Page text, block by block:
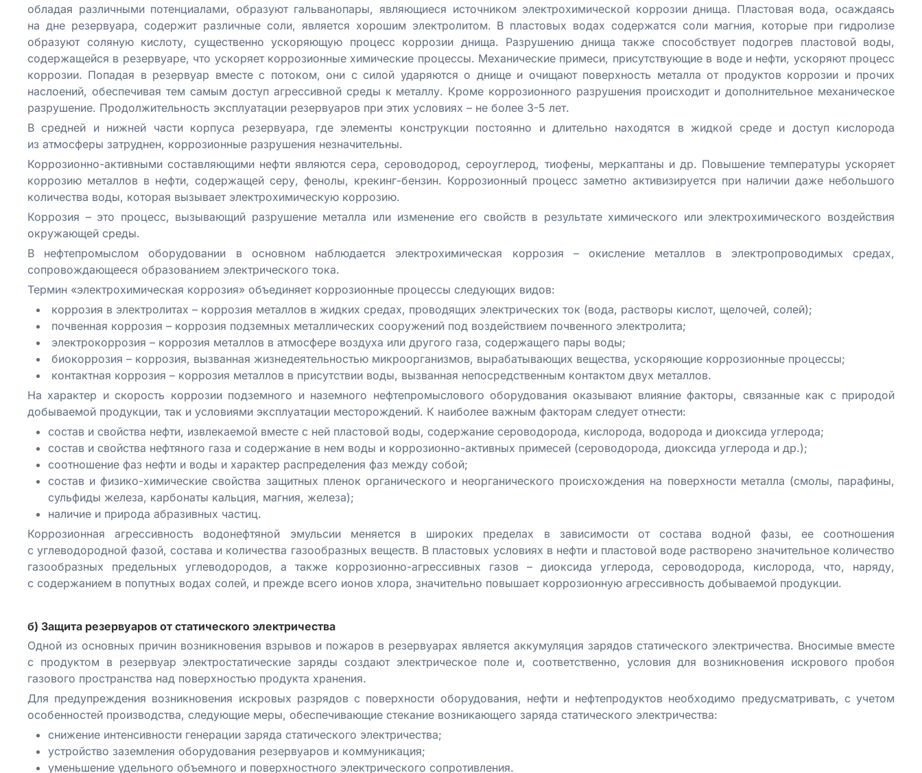
обладая различными потенциалами, образуют гальванопары, являющиеся источником электрохимической коррозии днища. Пластовая вода, осаждаясь
на дне резервуара, содержит различные соли, является хорошим электролитом. В пластовых водах содержатся соли магния, которые при гидролизе
образуют соляную кислоту, существенно ускоряющую процесс коррозии днища. Разрушению днища также способствует подогрев пластовой воды,
содержащейся в резервуаре, что ускоряет коррозионные химические процессы. Механические примеси, присутствующие в воде и нефти, ускоряют процесс
коррозии. Попадая в резервуар вместе с потоком, они с силой ударяются о днище и очищают поверхность металла от продуктов коррозии и прочих
наслоений, обеспечивая тем самым доступ агрессивной среды к металлу. Кроме коррозионного разрушения происходит и дополнительное механическое
разрушение. Продолжительность эксплуатации резервуаров при этих условиях – не более 3-5 лет.
В средней и нижней части корпуса резервуара, где элементы конструкции постоянно и длительно находятся в жидкой среде и доступ кислорода
из атмосферы затруднен, коррозионные разрушения незначительны.
Коррозионно-активными составляющими нефти являются сера, сероводород, сероуглерод, тиофены, меркаптаны и др. Повышение температуры ускоряет
коррозию металлов в нефти, содержащей серу, фенолы, крекинг-бензин. Коррозионный процесс заметно активизируется при наличии даже небольшого
количества воды, которая вызывает электрохимическую коррозию.
Коррозия – это процесс, вызывающий разрушение металла или изменение его свойств в результате химического или электрохимического воздействия
окружающей среды.
В нефтепромыслом оборудовании в основном наблюдается электрохимическая коррозия – окисление металлов в электропроводимых средах,
сопровождающееся образованием электрического тока.
Термин «электрохимическая коррозия» объединяет коррозионные процессы следующих видов:
коррозия в электролитах – коррозия металлов в жидких средах, проводящих электрических ток (вода, растворы кислот, щелочей, солей);
почвенная коррозия – коррозия подземных металлических сооружений под воздействием почвенного электролита;
электрокоррозия – коррозия металлов в атмосфере воздуха или другого газа, содержащего пары воды;
биокоррозия – коррозия, вызванная жизнедеятельностью микроорганизмов, вырабатывающих вещества, ускоряющие коррозионные процессы;
контактная коррозия – коррозия металлов в присутствии воды, вызванная непосредственным контактом двух металлов.
На характер и скорость коррозии подземного и наземного нефтепромыслового оборудования оказывают влияние факторы, связанные как с природой
добываемой продукции, так и условиями эксплуатации месторождений. К наиболее важным факторам следует отнести:
состав и свойства нефти, извлекаемой вместе с ней пластовой воды, содержание сероводорода, кислорода, водорода и диоксида углерода;
состав и свойства нефтяного газа и содержание в нем воды и коррозионно-активных примесей (сероводорода, диоксида углерода и др.);
соотношение фаз нефти и воды и характер распределения фаз между собой;
состав и физико-химические свойства защитных пленок органического и неорганического происхождения на поверхности металла (смолы, парафины,
сульфиды железа, карбонаты кальция, магния, железа);
наличие и природа абразивных частиц.
Коррозионная агрессивность водонефтяной эмульсии меняется в широких пределах в зависимости от состава водной фазы, ее соотношения
с углеводородной фазой, состава и количества газообразных веществ. В пластовых условиях в нефти и пластовой воде растворено значительное количество
газообразных предельных углеводородов, а также коррозионно-агрессивных газов – диоксида углерода, сероводорода, кислорода, что, наряду,
с содержанием в попутных водах солей, и прежде всего ионов хлора, значительно повышает коррозионную агрессивность добываемой продукции.
б) Защита резервуаров от статического электричества
Одной из основных причин возникновения взрывов и пожаров в резервуарах является аккумуляция зарядов статического электричества. Вносимые вместе
с продуктом в резервуар электростатические заряды создают электрическое поле и, соответственно, условия для возникновения искрового пробоя
газового пространства над поверхностью продукта хранения.
Для предупреждения возникновения искровых разрядов с поверхности оборудования, нефти и нефтепродуктов необходимо предусматривать, с учетом
особенностей производства, следующие меры, обеспечивающие стекание возникающего заряда статического электричества:
снижение интенсивности генерации заряда статического электричества;
устройство заземления оборудования резервуаров и коммуникация;
уменьшение удельного объемного и поверхностного электрического сопротивления.